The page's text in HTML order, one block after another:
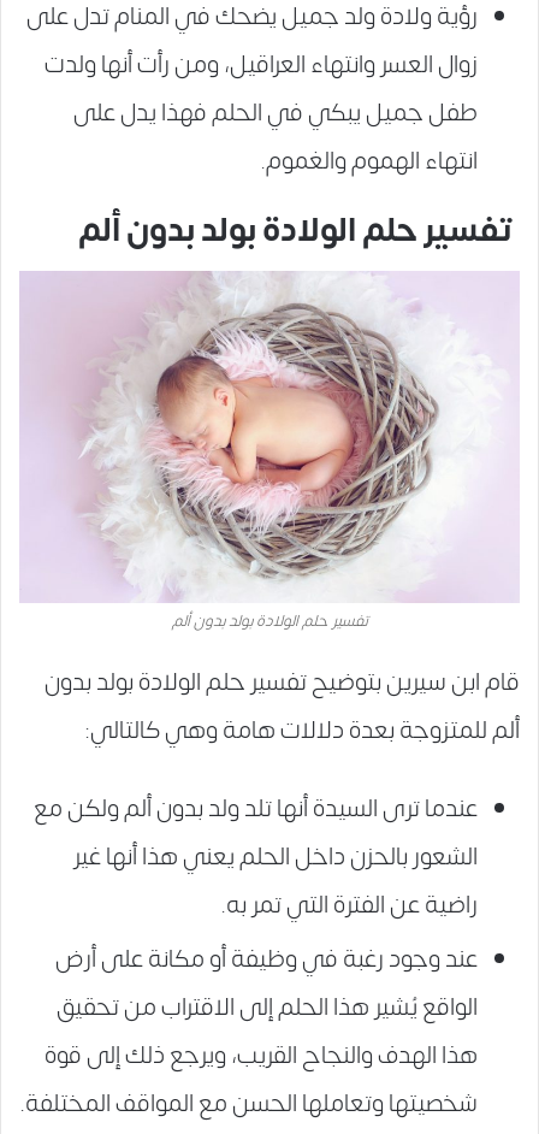
رؤية ولادة ولد جميل يضحك في المنام تدل على
زوال العسر وانتهاء العراقيل، ومن رأت أنها ولدت
طفل جميل يبكي في الحلم فهذا يدل على
انتهاء الهموم والغموم.
تفسير حلم الولادة بولد بدون ألم
تفسير حلم الولادة بولد بدون ألم
قام ابن سيرين بتوضيح تفسير حلم الولادة بولد بدون
ألم للمتزوجة بعدة دلالات هامة وهي كالتالي:
عندما ترى السيدة أنها تلد ولد بدون ألم ولكن مع
الشعور بالحزن داخل الحلم يعني هذا أنها غير
راضية عن الفترة التي تمر به.
عند وجود رغبة في وظيفة أو مكانة على أرض
الواقع يُشير هذا الحلم إلى الاقتراب من تحقيق
هذا الهدف والنجاح القريب، ويرجع ذلك إلى قوة
شخصيتها وتعاملها الحسن مع المواقف المختلفة.